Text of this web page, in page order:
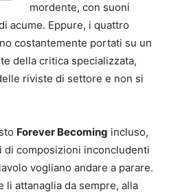
mordente, con suoni
acume. Eppure, i quattro
costantemente portati su un
della critica specializzata,
riviste di settore e non si
Forever Becoming incluso,
di composizioni inconcludenti
vogliano andare a parare.
li attanaglia da sempre, alla